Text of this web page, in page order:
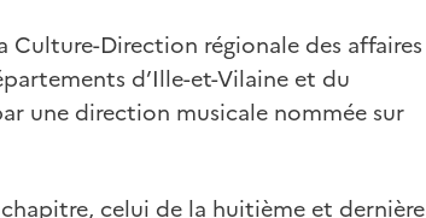
Culture-Direction régionale des affaires
d’Ille-et-Vilaine et du
une direction musicale nommée sur
celui de la huitième et dernière